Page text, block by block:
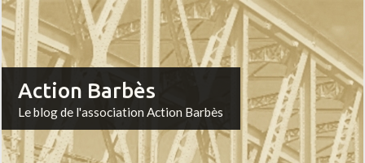
Action Barbès
Le blog de l'association Action Barbès